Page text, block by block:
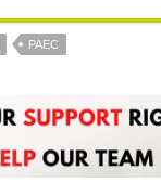
РАЕС